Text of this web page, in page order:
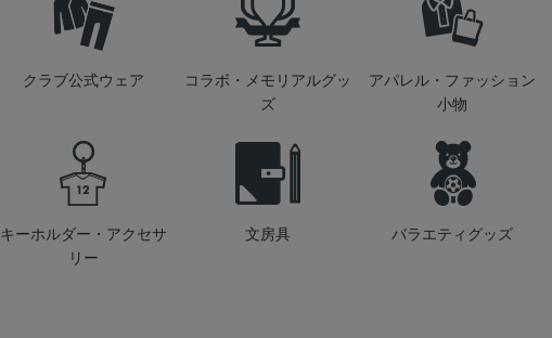
クラブ公式ウェア
コラボ・メモリアルグッ
ズ
アパレル・ファッション
小物
キーホルダー・アクセサ
リー
文房具 バラエティグッズ